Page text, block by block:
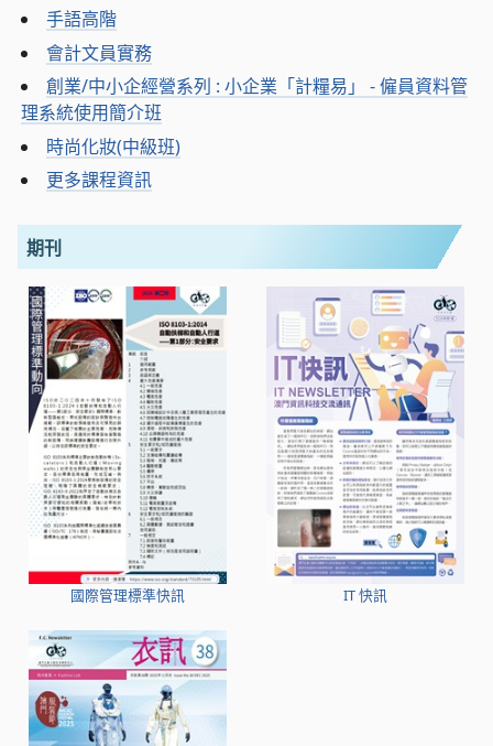
手語高階
會計文員實務
創業/中小企經營系列 : 小企業「計糧易」 - 僱員資料管
理系統使用簡介班
時尚化妝(中級班)
更多課程資訊
期刊
國際管理標準快訊 IT 快訊